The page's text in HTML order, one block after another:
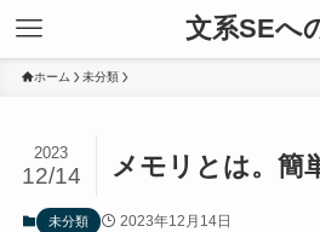
文系SEへ
ホーム 未分類
メモリとは。簡
2023
12/14
未分類 2023年12月14日